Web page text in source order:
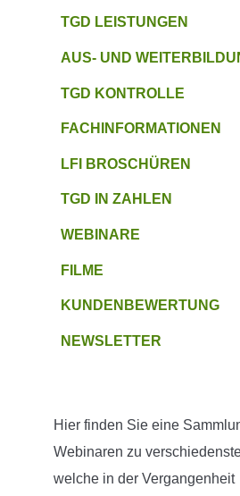
TGD LEISTUNGEN
AUS- UND
TGD KONTROLLE
FACHINFORMATIONEN
LFI BROSCHÜREN
TGD IN ZAHLEN
WEBINARE
FILME
KUNDENBEWERTUNG
NEWSLETTER
Hier finden Sie eine
Webinaren zu
welche in der Vergangenheit